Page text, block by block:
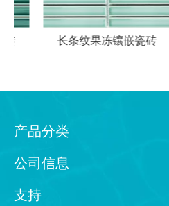
长条纹果冻镶嵌瓷砖
产品分类
公司信息
支持